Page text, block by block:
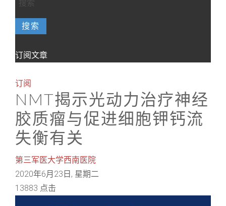
搜索
订阅文章
订阅
NMT揭示光动力治疗神经
胶质瘤与促进细胞钾钙流
失衡有关
第三军医大学西南医院
2020年6月23日, 星期二
13883 点击